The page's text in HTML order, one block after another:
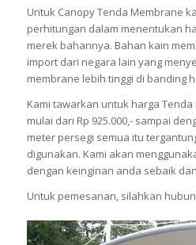
Untuk Canopy Tenda Membrane
perhitungan dalam menentukan
merek bahannya. Bahan kain
import dari negara lain yang
membrane lebih tinggi di banding
Kami tawarkan untuk harga
mulai dari Rp 925.000,- sampai
meter persegi semua itu
digunakan. Kami akan
dengan keinginan anda sebaik
Untuk pemesanan, silahkan